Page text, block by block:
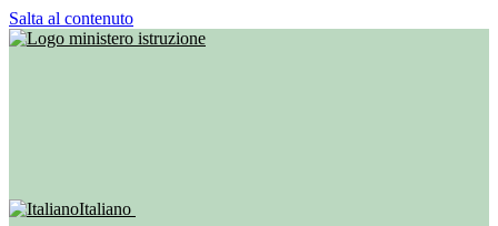
Salta al contenuto
Italiano